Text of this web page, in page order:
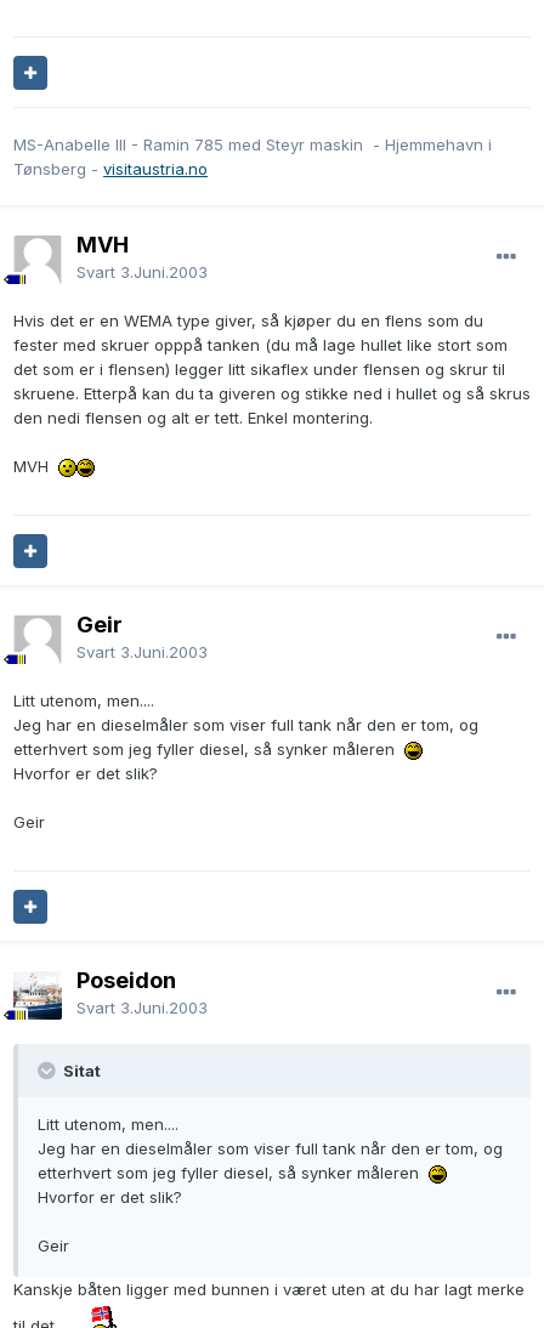
MS-Anabelle III - Ramin 785 med Steyr maskin - Hjemmehavn i
Tønsberg - visitaustria.no
MVH
Svart 3.Juni.2003
Hvis det er en WEMA type giver, så kjøper du en flens som du
fester med skruer opppå tanken (du må lage hullet like stort som
det som er i flensen) legger litt sikaflex under flensen og skrur til
skruene. Etterpå kan du ta giveren og stikke ned i hullet og så skrus
den nedi flensen og alt er tett. Enkel montering.
MVH
Geir
Svart 3.Juni.2003
Litt utenom, men....
Jeg har en dieselmåler som viser full tank når den er tom, og
etterhvert som jeg fyller diesel, så synker måleren
Hvorfor er det slik?
Geir
Poseidon
Svart 3.Juni.2003
Sitat
Litt utenom, men....
Jeg har en dieselmåler som viser full tank når den er tom, og
etterhvert som jeg fyller diesel, så synker måleren
Hvorfor er det slik?
Geir
Kanskje båten ligger med bunnen i været uten at du har lagt merke